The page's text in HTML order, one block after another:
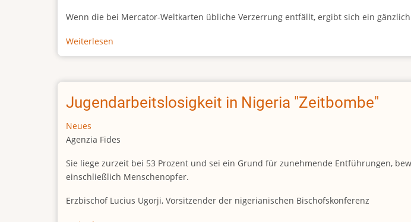
Wenn die bei Mercator-Weltkarten übliche Verzerrung entfällt, ergibt sich ein
Weiterlesen
Afrikas
Größe
Jugendarbeitslosigkeit in Nigeria "Zeitbombe"
Neues
Agenzia Fides
Sie liege zurzeit bei 53 Prozent und sei ein Grund für zunehmende Entführungen,
einschließlich Menschenopfer.
Erzbischof Lucius Ugorji, Vorsitzender der nigerianischen Bischofskonferenz